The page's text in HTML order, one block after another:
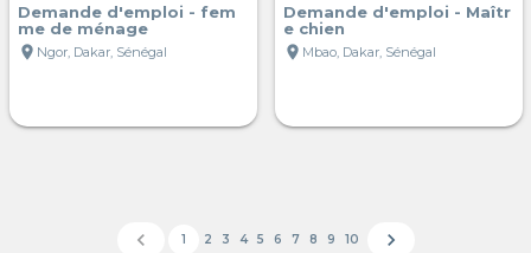
Demande d'emploi - fem
me de ménage
location_on Ngor, Dakar, Sénégal
Demande d'emploi - Maîtr
e chien
location_on Mbao, Dakar, Sénégal
chevron_left 1 2 3 4 5 6 7 8 9 10 chevron_right